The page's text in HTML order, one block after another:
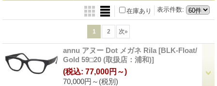
表示件数:
在庫あり
1 2 次»
annu アヌー Dot メガネ Rila [BLK-Float/
Gold 59□20 (取扱店：浦和)]
70,000円～ (税別)
(税込: 77,000円～)